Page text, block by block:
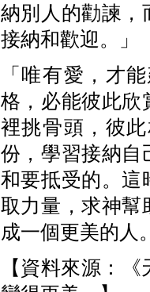
納別人的勸諫，
接納和歡迎。」
「唯有愛，才
格，必能彼此欣
裡挑骨頭，彼
份，學習接納自
和要抵受的。這
取力量，求神幫
成一個更美的人
【資料來源：